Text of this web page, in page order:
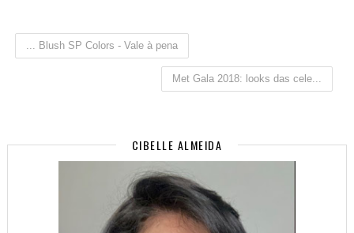
... Blush SP Colors - Vale à pena
Met Gala 2018: looks das cele...
CIBELLE ALMEIDA